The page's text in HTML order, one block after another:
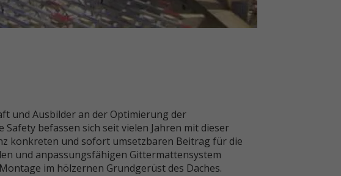
und Ausbilder an der Optimierung der
befassen sich seit vielen Jahren mit dieser
konkreten und sofort umsetzbaren Beitrag für die
und anpassungsfähigen Gittermattensystem
im hölzernen Grundgerüst des Daches.